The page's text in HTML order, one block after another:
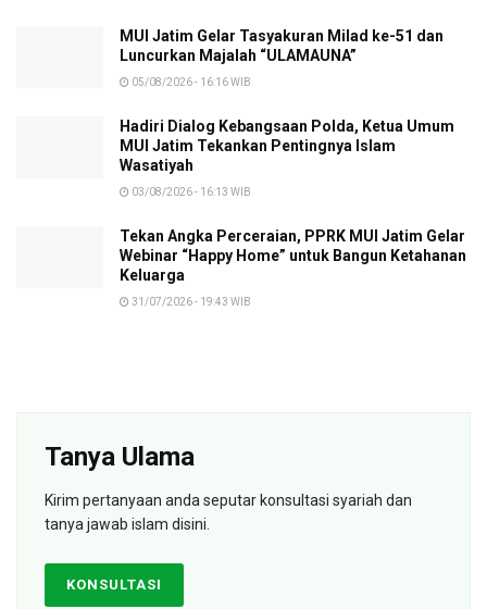
MUI Jatim Gelar Tasyakuran Milad ke-51 dan
Luncurkan Majalah “ULAMAUNA”
05/08/2026 - 16:16 WIB
Hadiri Dialog Kebangsaan Polda, Ketua Umum
MUI Jatim Tekankan Pentingnya Islam
Wasatiyah
03/08/2026 - 16:13 WIB
Tekan Angka Perceraian, PPRK MUI Jatim Gelar
Webinar “Happy Home” untuk Bangun Ketahanan
Keluarga
31/07/2026 - 19:43 WIB
Tanya Ulama
Kirim pertanyaan anda seputar konsultasi syariah dan
tanya jawab islam disini.
KONSULTASI